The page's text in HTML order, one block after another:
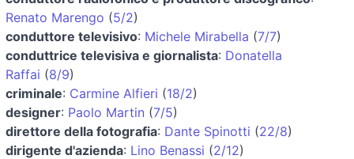
Renato Marengo (5/2)
conduttore televisivo: Michele Mirabella (7/7)
conduttrice televisiva e giornalista: Donatella
Raffai (8/9)
criminale: Carmine Alfieri (18/2)
designer: Paolo Martin (7/5)
direttore della fotografia: Dante Spinotti (22/8)
dirigente d'azienda: Lino Benassi (2/12)